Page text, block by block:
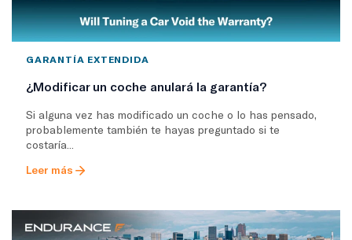
GARANTÍA EXTENDIDA
¿Modificar un coche anulará la garantía?
Si alguna vez has modificado un coche o lo has pensado,
probablemente también te hayas preguntado si te
costaría...
Leer más